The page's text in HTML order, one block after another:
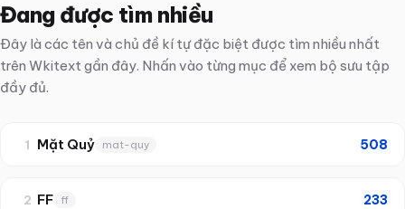
Đang được tìm nhiều
Đây là các tên và chủ đề kí tự đặc biệt được tìm nhiều nhất
trên Wkitext gần đây. Nhấn vào từng mục để xem bộ sưu tập
đầy đủ.
1 Mặt Quỷ mat-quy 508
2 FF ff 233